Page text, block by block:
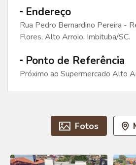
Endereço
Rua Pedro Bernardino Pereira -
Flores, Alto Arroio, Imbituba/SC.
Ponto de Referência
Próximo ao Supermercado Alto
Fotos